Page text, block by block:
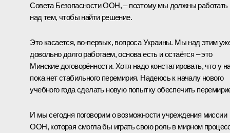
Совета Безопасности ООН, – поэтому мы должны работать
над тем, чтобы найти решение.
Это касается, во-первых, вопроса Украины. Мы над этим
довольно долго работаем, основа есть и остаётся – это
Минские договорённости. Хотя надо констатировать, что у
пока нет стабильного перемирия. Надеюсь к началу нового
учебного года сделать новую попытку обеспечить
И мы сегодня поговорим о возможности учреждения миссии
ООН, которая смогла бы играть свою роль в мирном